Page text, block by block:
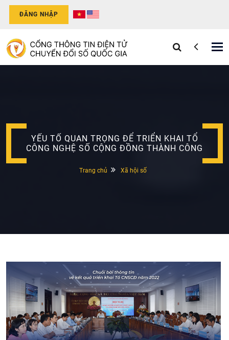
ĐĂNG NHẬP
YẾU TỐ QUAN TRỌNG ĐỂ TRIỂN KHAI TỔ
CÔNG NGHỆ SỐ CỘNG ĐỒNG THÀNH CÔNG
Trang chủ Xã hội số